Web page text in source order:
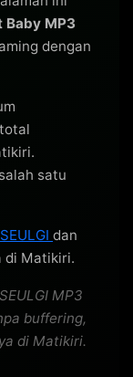
Baby MP3
dengan
satu
SEULGI dan
di Matikiri.
MP3
buffering,
di Matikiri.